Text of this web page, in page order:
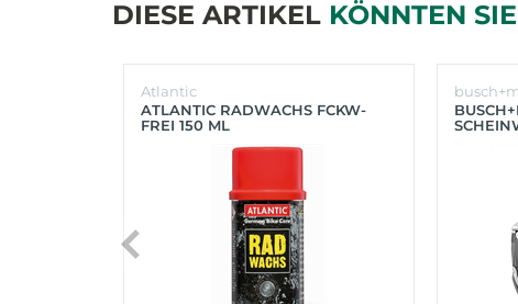
DIESE ARTIKEL KÖNNTEN
Atlantic
ATLANTIC RADWACHS FCKW-
FREI 150 ML